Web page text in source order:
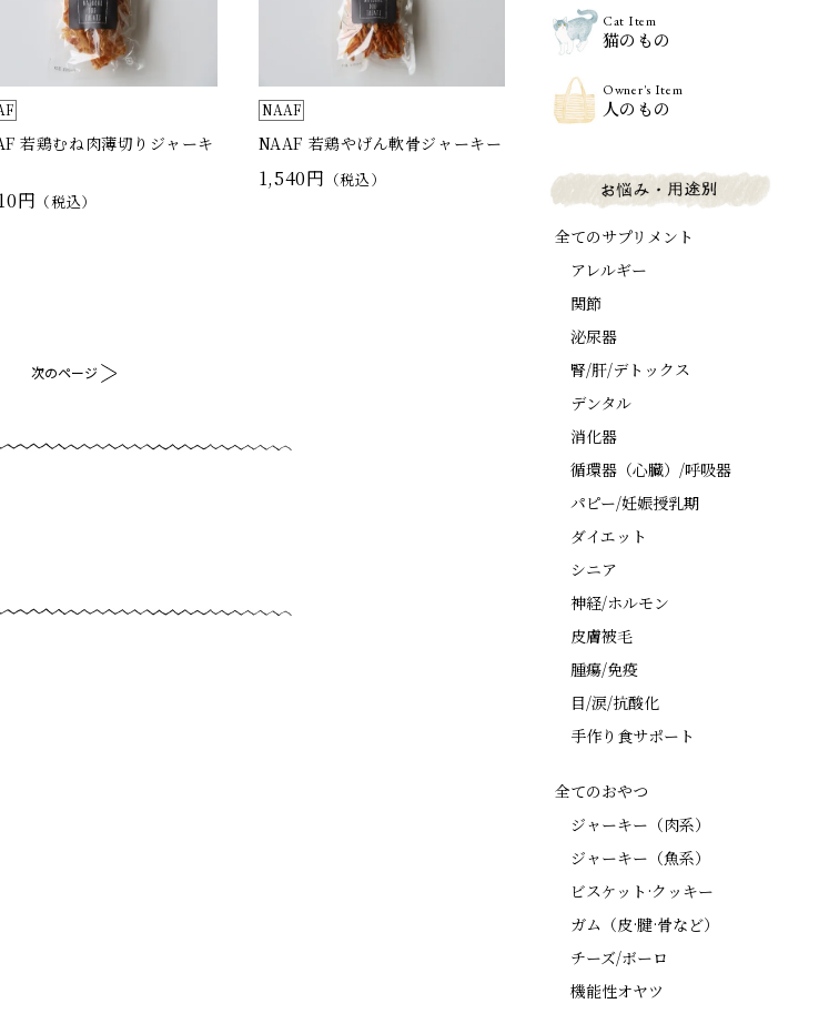
若鶏むね肉薄切りジャーキ
円 （税込）
NAAF
NAAF 若鶏やげん軟骨ジャーキー
1,540円 （税込）
次のページ
Cat Item
猫のもの
Owner's Item
人のもの
全てのサプリメント
アレルギー
関節
泌尿器
腎/肝/デトックス
デンタル
消化器
循環器（心臓）/呼吸器
パピー/妊娠授乳期
ダイエット
シニア
神経/ホルモン
皮膚被毛
腫瘍/免疫
目/涙/抗酸化
手作り食サポート
全てのおやつ
ジャーキー（肉系）
ジャーキー（魚系）
ビスケット·クッキー
ガム（皮·腱·骨など）
チーズ/ボーロ
機能性オヤツ